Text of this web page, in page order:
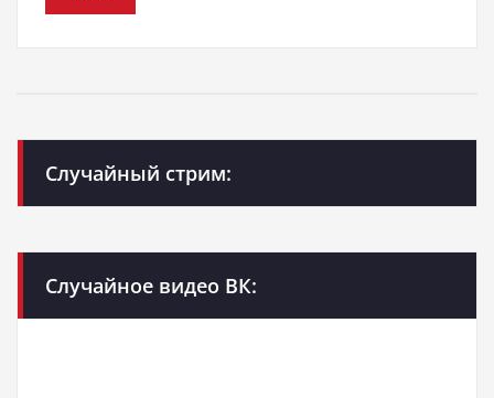
Случайный стрим:
Случайное видео ВК: